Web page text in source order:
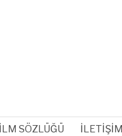
SÖZLÜĞÜ İLETIŞIM